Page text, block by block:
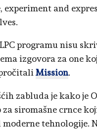
experiment and
programu nisu
izgovora za one
Mission.
zabluda je kako je
siromašne crnce
tehnologije.